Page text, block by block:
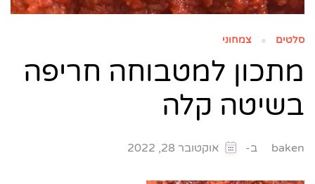
סלטים צמחוני
מתכון למטבוחה חריפה
בשיטה קלה
baken ב- אוקטובר 28, 2022